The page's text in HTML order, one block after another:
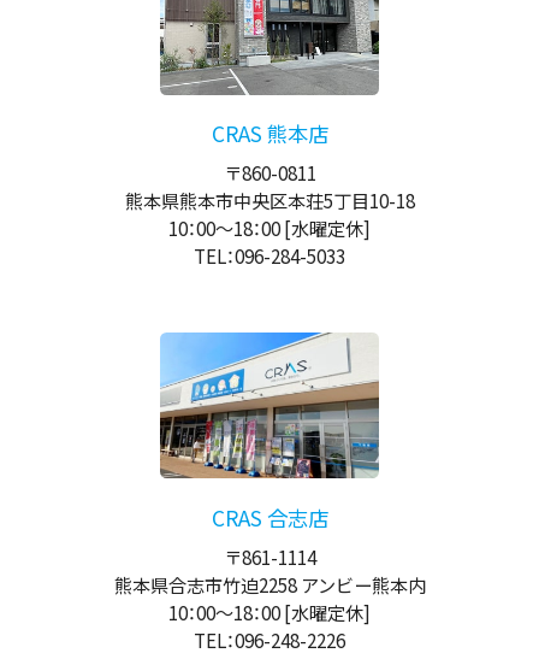
CRAS 熊本店
〒860-0811
熊本県熊本市中央区本荘5丁目10-18
10：00～18：00[水曜定休]
TEL：096-284-5033
CRAS 合志店
〒861-1114
熊本県合志市竹迫2258 アンビー熊本内
10：00～18：00[水曜定休]
TEL：096-248-2226